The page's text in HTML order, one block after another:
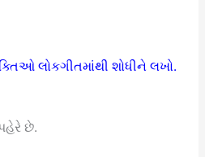
લોકગીતમાંથી શોધીને લખો.
છે.